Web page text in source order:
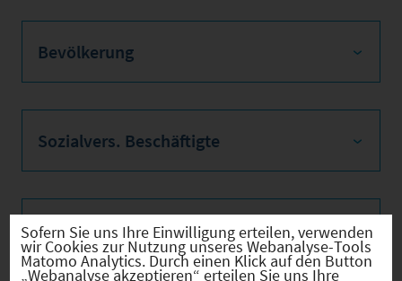
Bevölkerung
Sozialvers. Beschäftigte
Verkehrsinfrastruktur
Sofern Sie uns Ihre Einwilligung erteilen, verwenden
wir Cookies zur Nutzung unseres Webanalyse-Tools
Matomo Analytics. Durch einen Klick auf den Button
„Webanalyse akzeptieren“ erteilen Sie uns Ihre